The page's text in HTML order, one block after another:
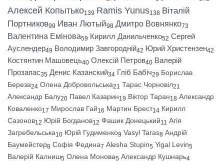
Алексей Копытько139 Ramis Yunus138 Віталій
Портников99 Иван Лютый98 Дмитро Вовнянко73
Валентина Емінова59 Кирилл Данильченко52 Сергей
Ауслендер49 Володимир Завгородній42 Юрий Христензен42
Костянтин Машовець40 Олексій Петров40 Валерій
Прозапас35 Денис Казанский34 Гліб Бабіч29 Борислав
Береза24 Олена Добровольська21 Тарас Чорновіл21
Александр Балу20 Павел Казарин19 Віктор Таран18 Александр
Коваленко17 Мирослав Гай16 Мартин Брест14 Кирилл
Сазонов12 Юрій Богданов12 Фашик Донецький11 Агія
Загребельська10 Юрій Гудименко9 Vasyl Taras8 Андрій
Баумейстер8 Софія Федина7 Alesha Stupin5 Yigal Levin5
Валерій Калниш5 Олена Монова5 Александр Кушнарь4